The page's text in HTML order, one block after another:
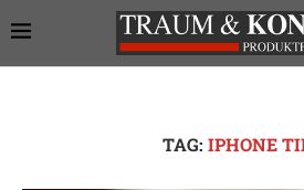
TAG: IPHONE